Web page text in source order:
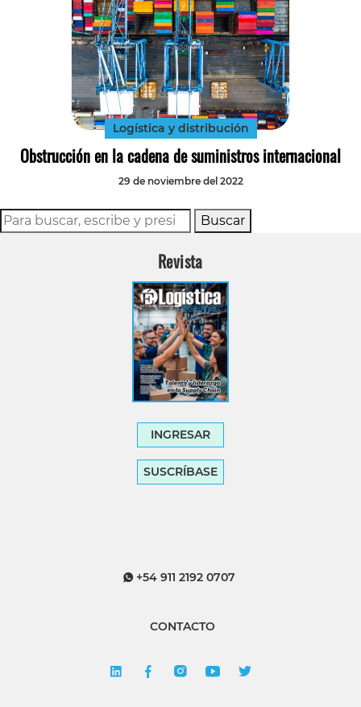
Logística y distribución
Obstrucción en la cadena de suministros internacional
29 de noviembre del 2022
Buscar
Revista
INGRESAR
SUSCRÍBASE
+54 911 2192 0707
CONTACTO